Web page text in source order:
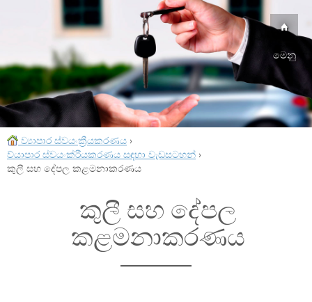
මෙනු
ව්‍යාපාර ස්වයංක්‍රීයකරණය ›
ව්යාපාර ස්වයංක්රීයකරණය සඳහා වැඩසටහන් ›
කුලී සහ දේපල කළමනාකරණය
කුලී සහ දේපල
කළමනාකරණය